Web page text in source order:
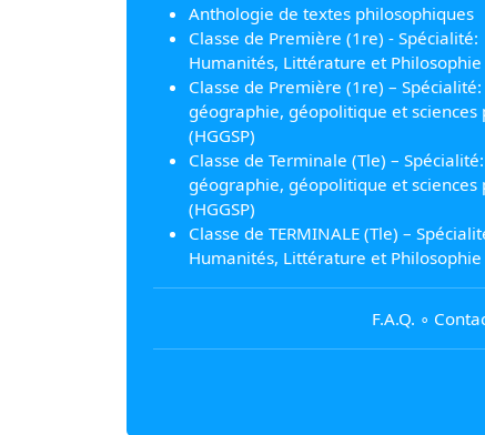
Anthologie de textes philosophiques
Classe de Première (1re) - Spécialité:
Humanités, Littérature et Philosophie
Classe de Première (1re) –
géographie, géopolitique et sciences
(HGGSP)
Classe de Terminale (Tle) –
géographie, géopolitique et sciences
(HGGSP)
Classe de TERMINALE (Tle) –
Humanités, Littérature et Philosophie
F.A.Q. ∘